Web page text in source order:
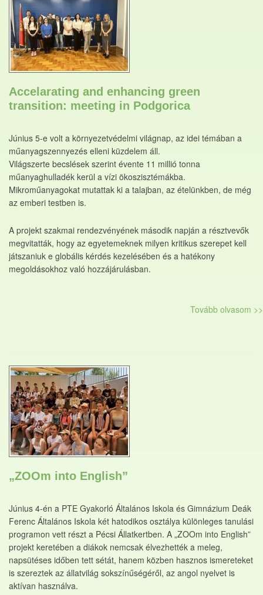
Accelarating and enhancing green
transition: meeting in Podgorica
Június 5-e volt a környezetvédelmi világnap, az idei témában a
műanyagszennyezés elleni küzdelem áll.
Világszerte becslések szerint évente 11 millió tonna
műanyaghulladék kerül a vízi ökoszisztémákba.
Mikroműanyagokat mutattak ki a talajban, az ételünkben, de még
az emberi testben is.
A projekt szakmai rendezvényének második napján a résztvevők
megvitatták, hogy az egyetemeknek milyen kritikus szerepet kell
játszaniuk e globális kérdés kezelésében és a hatékony
megoldásokhoz való hozzájárulásban.
Tovább olvasom >>
„ZOOm into English”
Június 4-én a PTE Gyakorló Általános Iskola és Gimnázium Deák
Ferenc Általános Iskola két hatodikos osztálya különleges tanulási
programon vett részt a Pécsi Állatkertben. A „ZOOm into English”
projekt keretében a diákok nemcsak élvezhették a meleg,
napsütéses időben tett sétát, hanem közben hasznos ismereteket
is szereztek az állatvilág sokszínűségéről, az angol nyelvet is
aktívan használva.